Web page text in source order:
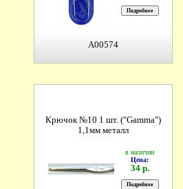
A00574
Крючок №10 1 шт. ("Gamma")
1,1мм металл
в наличии
Цена:
34 р.